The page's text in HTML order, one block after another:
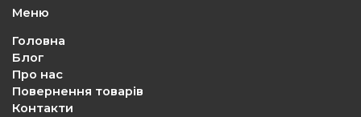
Меню
Головна
Блог
Про нас
Повернення товарів
Контакти